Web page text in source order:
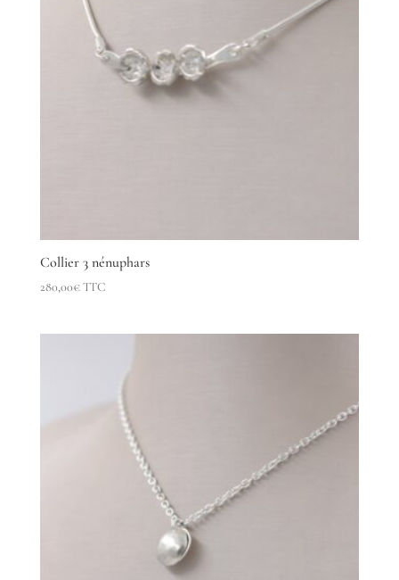
Collier 3 nénuphars
280,00€TTC